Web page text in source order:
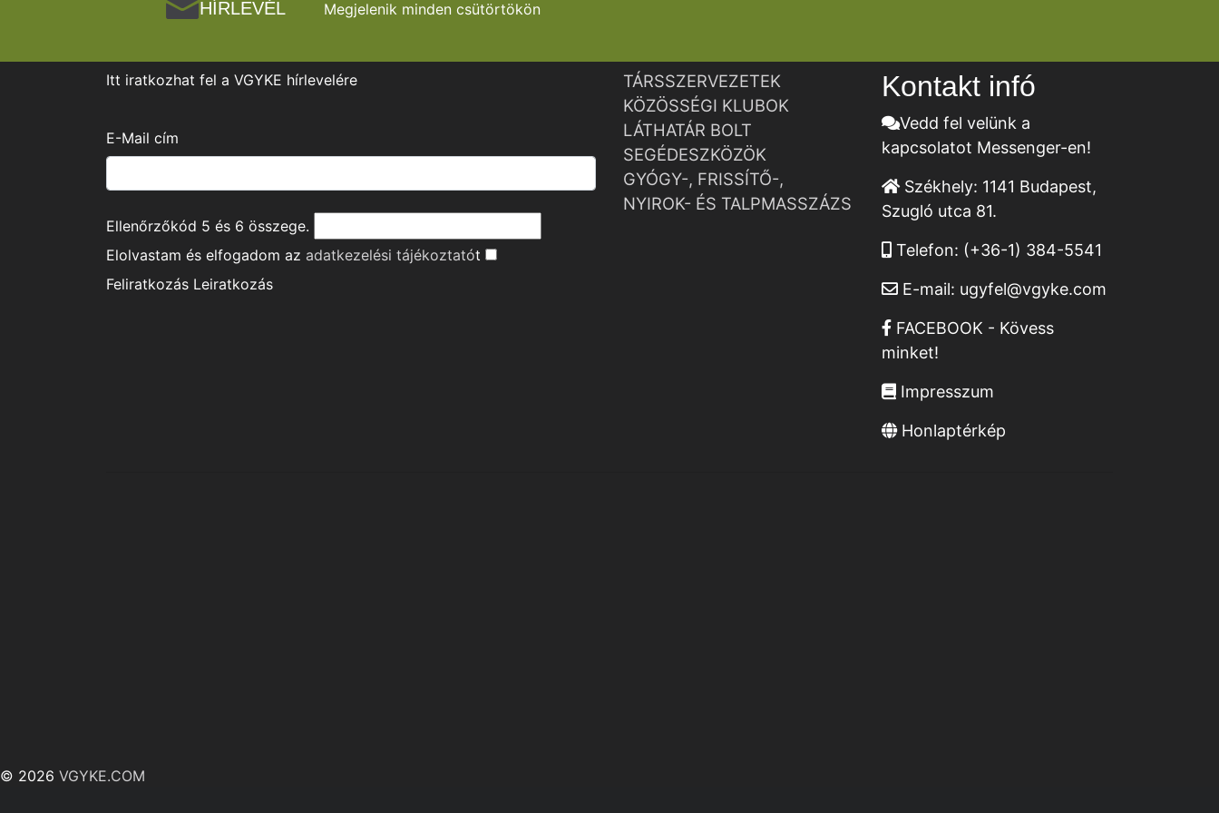
HÍRLEVÉL Megjelenik minden csütörtökön
Itt iratkozhat fel a VGYKE hírlevelére
E-Mail cím
Ellenőrzőkód 5 és 6 összege.
Elolvastam és elfogadom az adatkezelési tájékoztatót
Feliratkozás Leiratkozás
TÁRSSZERVEZETEK
KÖZÖSSÉGI KLUBOK
LÁTHATÁR BOLT
SEGÉDESZKÖZÖK
GYÓGY-, FRISSÍTŐ-,
NYIROK- ÉS TALPMASSZÁZS
Kontakt infó
Vedd fel velünk a
kapcsolatot Messenger-en!
Székhely: 1141 Budapest,
Szugló utca 81.
Telefon: (+36-1) 384-5541
E-mail: ugyfel@vgyke.com
FACEBOOK - Kövess
minket!
Impresszum
Honlaptérkép
© 2026 VGYKE.COM